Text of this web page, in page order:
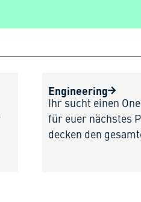
Engineering
Ihr sucht einen
für euer nächstes
decken den